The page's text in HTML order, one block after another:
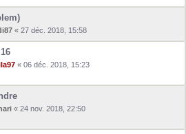
« 27 déc. 2018, 15:58
« 06 déc. 2018, 15:23
« 24 nov. 2018, 22:50